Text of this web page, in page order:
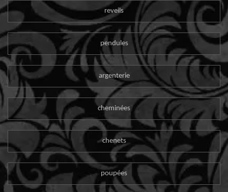
reveils
pendules
argenterie
cheminées
chenets
poupées